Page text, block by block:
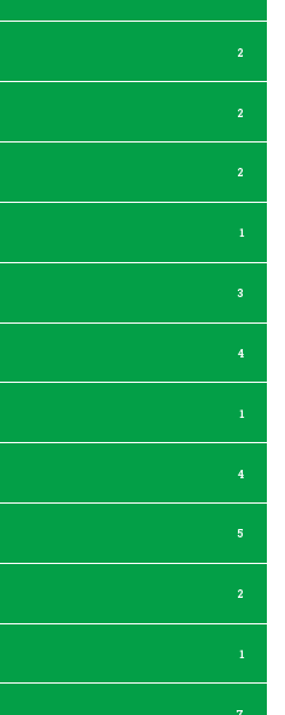
2
2
2
1
3
4
1
4
5
2
1